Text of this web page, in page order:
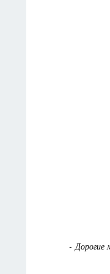
- Дорогие